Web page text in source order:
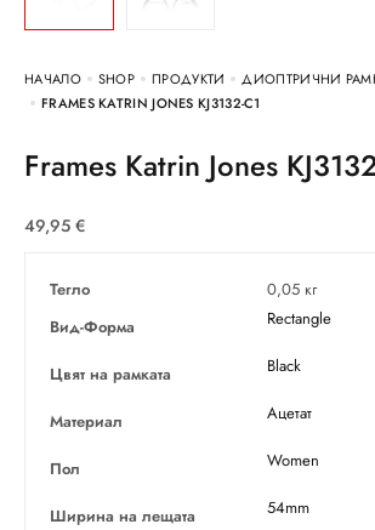
НАЧАЛО SHOP ПРОДУКТИ
ДИОПТРИЧНИ
FRAMES KATRIN JONES KJ3132-C1
Frames Katrin Jones
49,95 €
Тегло
0,05 кг
Вид-Форма
Rectangle
Цвят на рамката Black
Материал Ацетат
Пол Women
Ширина на лещата 54mm